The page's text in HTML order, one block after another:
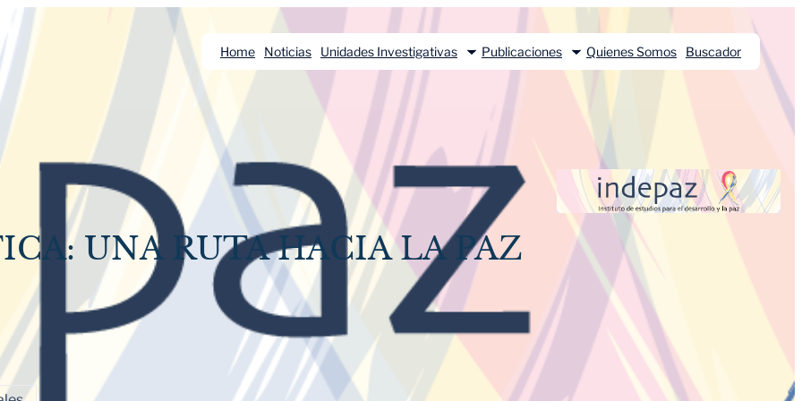
Home Noticias Unidades Investigativas Publicaciones Quienes Somos Buscador
UNA RUTA HACIA LA PAZ